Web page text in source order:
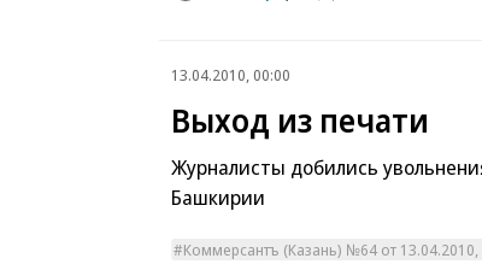
13.04.2010, 00:00
Выход из печати
Журналисты добились
Башкирии
Коммерсантъ (Казань) №64 от 13.04.2010,